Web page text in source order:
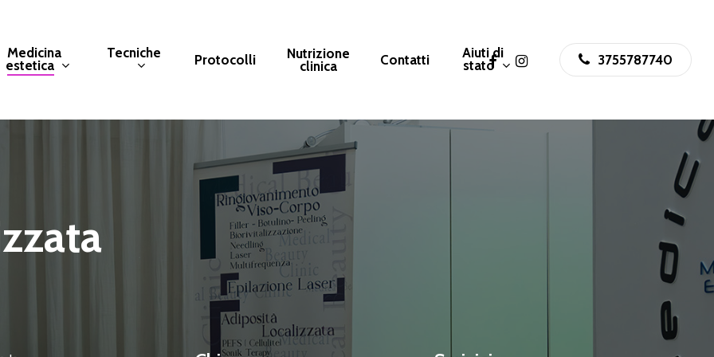
Medicina
estetica
Tecniche Protocolli
Nutrizione
clinica
Contatti
Aiuti di
stato
facebookinstagram 3755787740